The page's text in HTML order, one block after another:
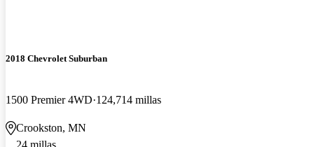
2018 Chevrolet Suburban
1500 Premier 4WD 124,714 millas
Crookston, MN
24 millas